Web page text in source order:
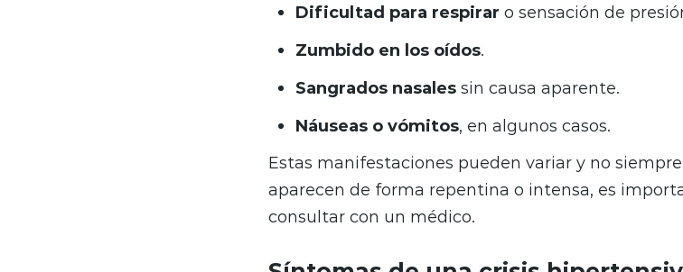
Dificultad para respirar o sensación de
Zumbido en los oídos.
Sangrados nasales sin causa aparente.
Náuseas o vómitos, en algunos casos.
Estas manifestaciones pueden variar y no
aparecen de forma repentina o intensa, es
consultar con un médico.